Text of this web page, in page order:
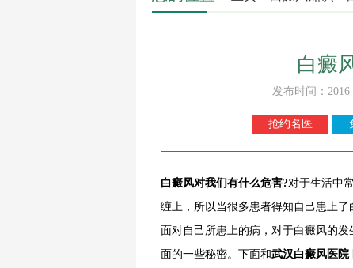
白癜
发布时间：
抢约名医
白癜风对我们有什么危害?对于生活中
缠上，所以当很多患者得知自己患上
面对自己所患上的病，对于白癜风的
面的一些秘密。下面和武汉白癜风医院